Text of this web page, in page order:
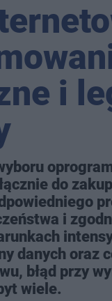
i
do
i
danych oraz
błąd przy
wiele.